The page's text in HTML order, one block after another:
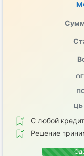
ЦБ
С любой
Решение